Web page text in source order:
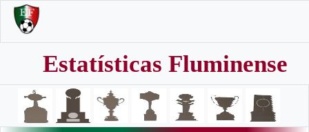
Estatísticas Fluminense